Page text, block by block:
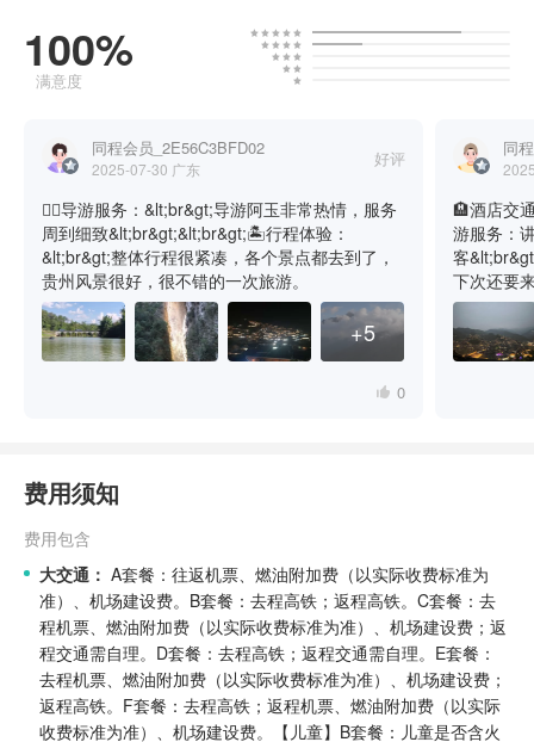
100%
满意度
同程会员_2E56C3BFD02
2025-07-30 广东 好评
💁‍♂️导游服务：&lt;br&gt;导游阿玉非常热情，服务
周到细致&lt;br&gt;&lt;br&gt;🏝️行程体验：
&lt;br&gt;整体行程很紧凑，各个景点都去到了，
贵州风景很好，很不错的一次旅游。
+5
0
同
🏨酒店交
游服务：
客
下次还要
费用须知
费用包含
大交通： A套餐：往返机票、燃油附加费（以实际收费标准为
准）、机场建设费。 B套餐：去程高铁；返程高铁。 C套餐：去
程机票、燃油附加费（以实际收费标准为准）、机场建设费；返
程交通需自理。 D套餐：去程高铁；返程交通需自理。 E套餐：
去程机票、燃油附加费（以实际收费标准为准）、机场建设费；
返程高铁。 F套餐：去程高铁；返程机票、燃油附加费（以实际
收费标准为准）、机场建设费。
【儿童】B套餐：儿童是否含火